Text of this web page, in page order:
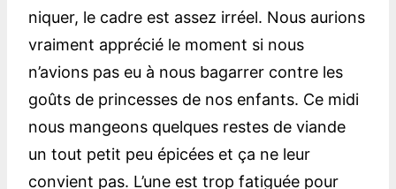
niquer, le cadre est assez irréel. Nous aurions
vraiment apprécié le moment si nous
n’avions pas eu à nous bagarrer contre les
goûts de princesses de nos enfants. Ce midi
nous mangeons quelques restes de viande
un tout petit peu épicées et ça ne leur
convient pas. L’une est trop fatiguée pour